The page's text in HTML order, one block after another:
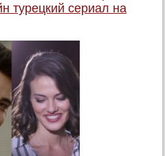
турецкий сериал на